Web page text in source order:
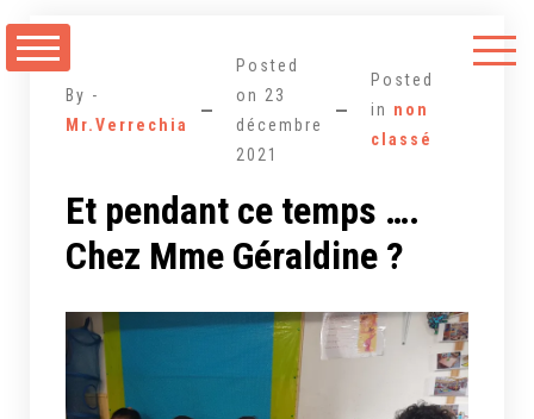
au
By -
Mr.Verrechia
Posted
on 23
décembre
2021
Posted
in non
classé
Et pendant ce temps ….
Chez Mme Géraldine ?